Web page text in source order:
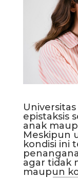
epistaksis
anak
Meskipun
kondisi ini
agar tidak
maupun